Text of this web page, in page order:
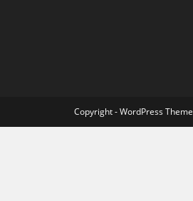
Copyright - WordPress